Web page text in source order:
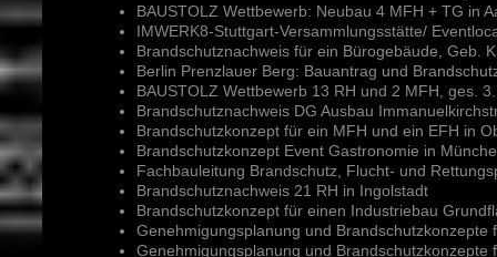
BAUSTOLZ Wettbewerb: Neubau 4 MFH + TG in
IMWERK8-Stuttgart-Versammlungsstätte/
Brandschutznachweis für ein Bürogebäude, Geb.
Berlin Prenzlauer Berg: Bauantrag und
BAUSTOLZ Wettbewerb 13 RH und 2 MFH, ges.
Brandschutznachweis DG Ausbau
Brandschutzkonzept für ein MFH und ein EFH in
Brandschutzkonzept Event Gastronomie in
Fachbauleitung Brandschutz, Flucht- und
Brandschutznachweis 21 RH in Ingolstadt
Brandschutzkonzept für einen Industriebau
Genehmigungsplanung und Brandschutzkonzepte
Genehmigungsplanung und Brandschutzkonzepte